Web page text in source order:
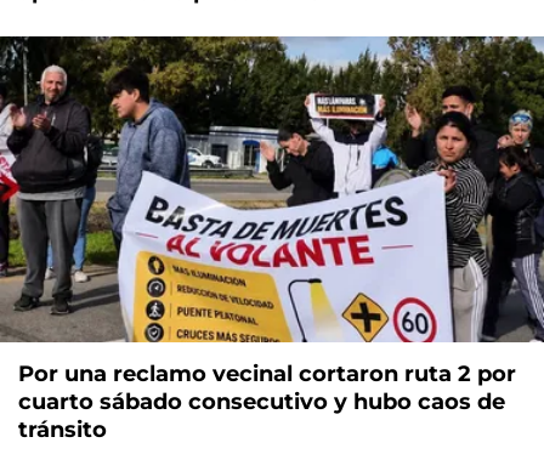
Por una reclamo vecinal cortaron ruta 2 por
cuarto sábado consecutivo y hubo caos de
tránsito